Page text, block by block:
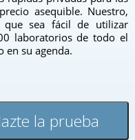
asequible. Nuestro,
que sea fácil de utilizar
laboratorios de todo el
en su agenda.
la prueba